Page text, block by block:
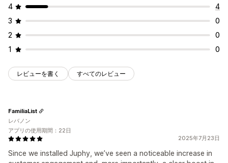
4
4
3
0
2
0
1
0
レビューを書く すべてのレビュー
2025年7月23日
Since we installed Juphy, we’ve seen a noticeable increase in
FamiliaList
レバノン
アプリの使用期間：22日